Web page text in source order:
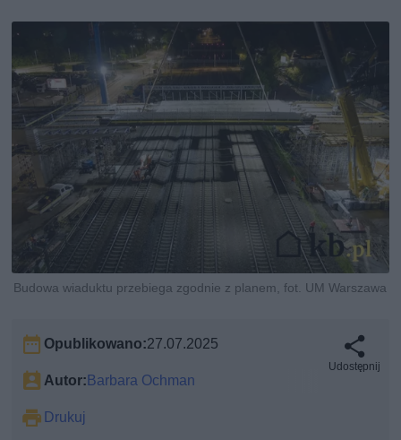
Budowa wiaduktu przebiega zgodnie z planem, fot. UM Warszawa
Opublikowano:27.07.2025
Autor:Barbara Ochman
Drukuj
Udostępnij